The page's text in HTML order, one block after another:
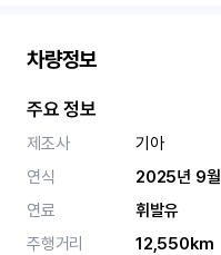
차량정보
주요 정보
제조사
기아
연식
2025년 9월
연료
휘발유
주행거리
12,550km